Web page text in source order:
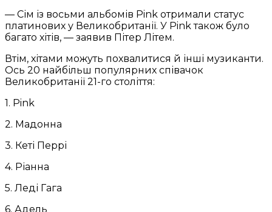
— Сім із восьми альбомів Pink отримали статус
платинових у Великобританії. У Pink також було
багато хітів, — заявив Пітер Літем.
Втім, хітами можуть похвалитися й інші музиканти.
Ось 20 найбільш популярних співачок
Великобританії 21-го століття:
1. Pink
2. Мадонна
3. Кеті Перрі
4. Ріанна
5. Леді Гага
6. Адель